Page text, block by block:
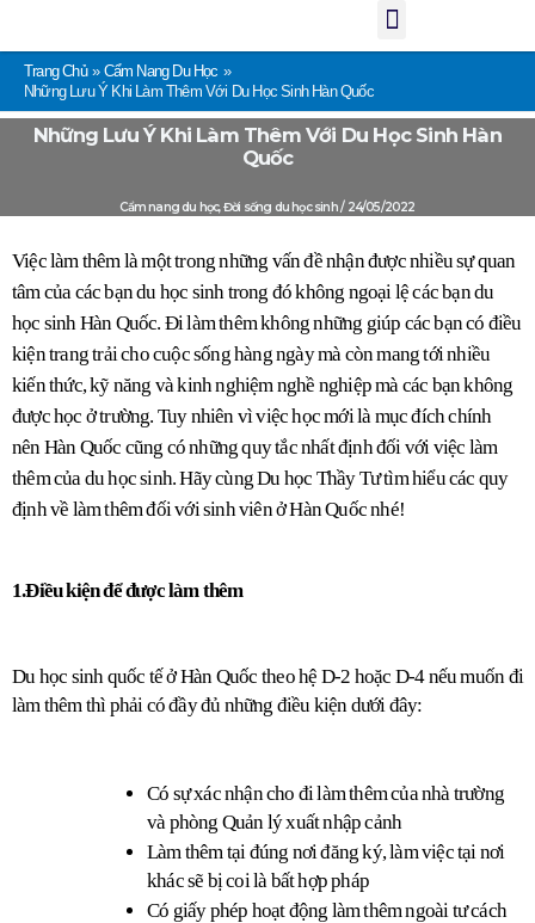
nội
dung
Menu
Trang Chủ
Cẩm Nang Du Học
Những Lưu Ý Khi Làm Thêm Với Du Học Sinh Hàn Quốc
Những Lưu Ý Khi Làm Thêm Với Du Học Sinh Hàn
Quốc
Cẩm nang du học,Đời sống du học sinh/ 24/05/2022
Việc làm thêm là một trong những vấn đề nhận được nhiều sự quan
tâm của các bạn du học sinh trong đó không ngoại lệ các bạn du
học sinh Hàn Quốc. Đi làm thêm không những giúp các bạn có điều
kiện trang trải cho cuộc sống hàng ngày mà còn mang tới nhiều
kiến thức, kỹ năng và kinh nghiệm nghề nghiệp mà các bạn không
được học ở trường. Tuy nhiên vì việc học mới là mục đích chính
nên Hàn Quốc cũng có những quy tắc nhất định đối với việc làm
thêm của du học sinh. Hãy cùng Du học Thầy Tư tìm hiểu các quy
định về làm thêm đối với sinh viên ở Hàn Quốc nhé!
1.Điều kiện để được làm thêm
Du học sinh quốc tế ở Hàn Quốc theo hệ D-2 hoặc D-4 nếu muốn đi
làm thêm thì phải có đầy đủ những điều kiện dưới đây:
Có sự xác nhận cho đi làm thêm của nhà trường
và phòng Quản lý xuất nhập cảnh
Làm thêm tại đúng nơi đăng ký, làm việc tại nơi
khác sẽ bị coi là bất hợp pháp
Có giấy phép hoạt động làm thêm ngoài tư cách